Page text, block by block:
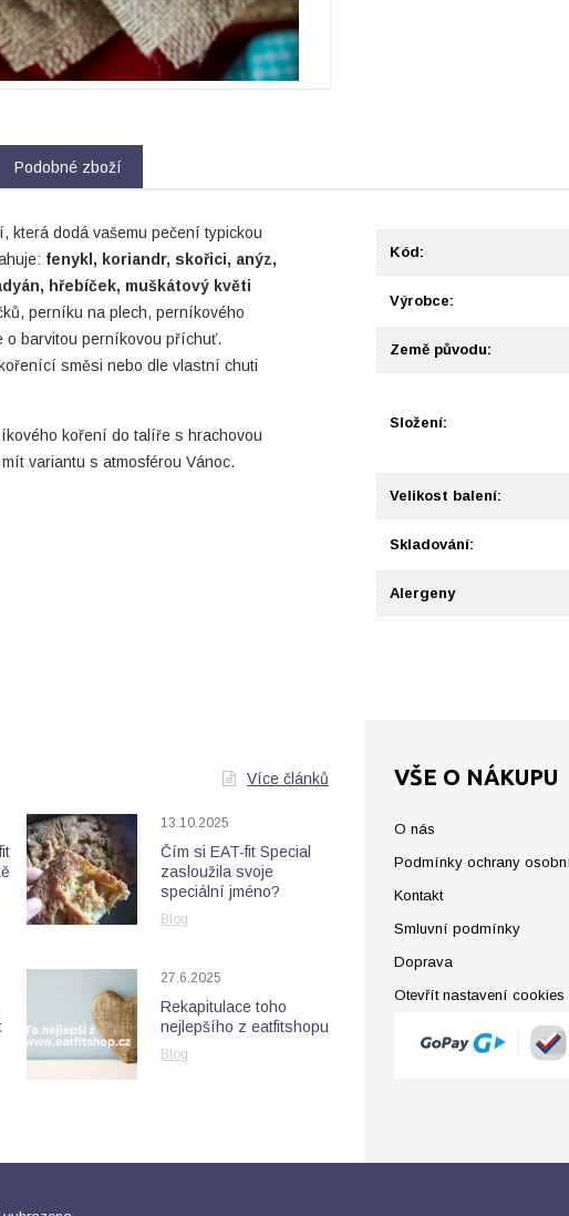
Podobné zboží
která dodá vašemu pečení typickou
fenykl, koriandr, skořici, anýz,
hřebíček, muškátový květi
perníku na plech, perníkového
o barvitou perníkovou příchuť.
směsi nebo dle vlastní chuti
koření do talíře s hrachovou
variantu s atmosférou Vánoc.
Kód:
Výrobce:
Země původu:
Složení:
Velikost balení:
Skladování:
Alergeny
Více článků
13.10.2025
Čím si EAT-fit Special
zasloužila svoje
speciální jméno?
Blog
27.6.2025
Rekapitulace toho
nejlepšího z eatfitshopu
Blog
VŠE O NÁKUPU
O nás
Podmínky ochrany
Kontakt
Smluvní podmínky
Doprava
Otevřít nastavení cookies